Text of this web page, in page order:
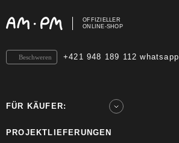
OFFIZIELLER
ONLINE-SHOP
+421 948 189 112 whatsapp
Beschweren
FÜR KÄUFER:
PROJEKTLIEFERUNGEN